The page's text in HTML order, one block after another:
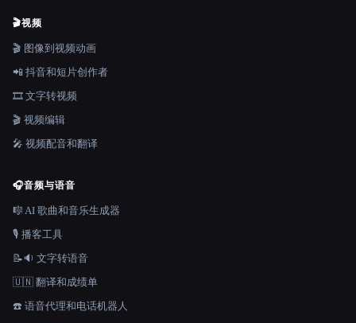
🎬视频
🎬 图像到视频动画
📲 抖音和短片创作者
🎞️ 文字转视频
🎬 视频编辑
🎤 视频配音和翻译
🎧音频与语音
🎼 AI 歌曲和音乐生成器
🎙️ 播客工具
📝🔉 文字转语音
🇺🇳 翻译和成绩单
☎️ 语音代理和电话机器人